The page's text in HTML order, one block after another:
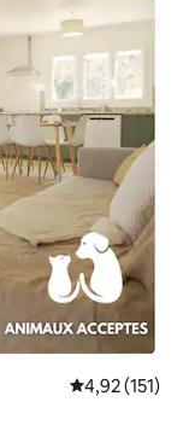
საშუალო
4,92 (151)